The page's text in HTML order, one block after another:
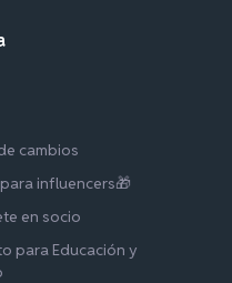
cambios
influencers🎁
en socio
para Educación y